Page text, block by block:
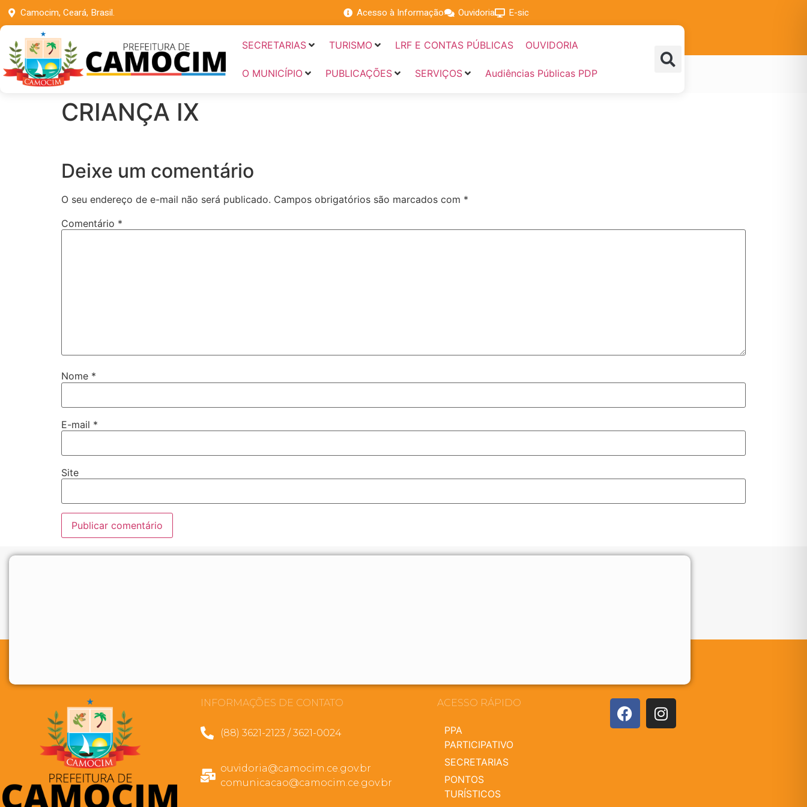
Camocim, Ceará, Brasil. Acesso à Informação Ouvidoria E-sic
SECRETARIAS TURISMO LRF E CONTAS PÚBLICAS OUVIDORIA
O MUNICÍPIO PUBLICAÇÕES SERVIÇOS Audiências Públicas PDP
CRIANÇA IX
Deixe um comentário
O seu endereço de e-mail não será publicado. Campos obrigatórios são marcados com *
Comentário *
Nome *
E-mail *
Site
INFORMAÇÕES DE CONTATO
(88) 3621-2123 / 3621-0024
ouvidoria@camocim.ce.gov.br
comunicacao@camocim.ce.gov.br
ACESSO RÁPIDO
PPA
PARTICIPATIVO
SECRETARIAS
PONTOS
TURÍSTICOS